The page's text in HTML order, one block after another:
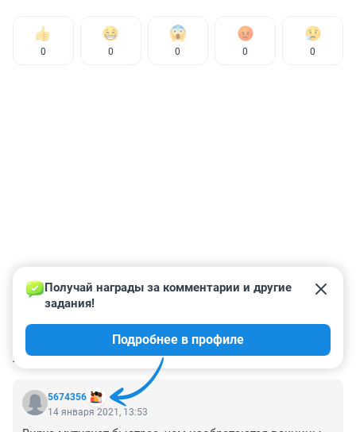
0 0 0 0 0
КОММЕНТАРИИ 7
5674356
Получай награды за комментарии и другие
задания!
Подробнее в профиле
14 января 2021, 13:53